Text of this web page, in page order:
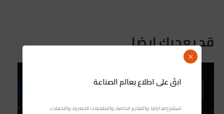
قد يعجبك ايضا
ابقَ على اطلاع بعالم الصناعة
استلم إصداراتنا، والتقارير الخاصة، والمقابلات الحصرية، والتحليلات
×